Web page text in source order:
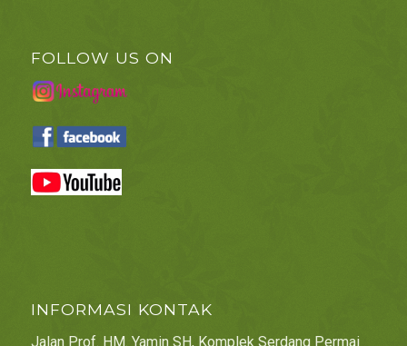
FOLLOW US ON
INFORMASI KONTAK
Jalan Prof. HM. Yamin SH, Komplek Serdang Permai